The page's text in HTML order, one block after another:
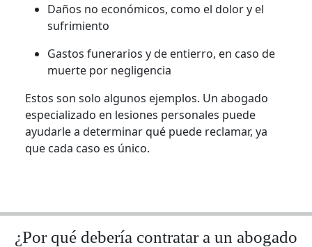
Daños no económicos, como el dolor y el
sufrimiento
Gastos funerarios y de entierro, en caso de
muerte por negligencia
Estos son solo algunos ejemplos. Un abogado
especializado en lesiones personales puede
ayudarle a determinar qué puede reclamar, ya
que cada caso es único.
¿Por qué debería contratar a un abogado